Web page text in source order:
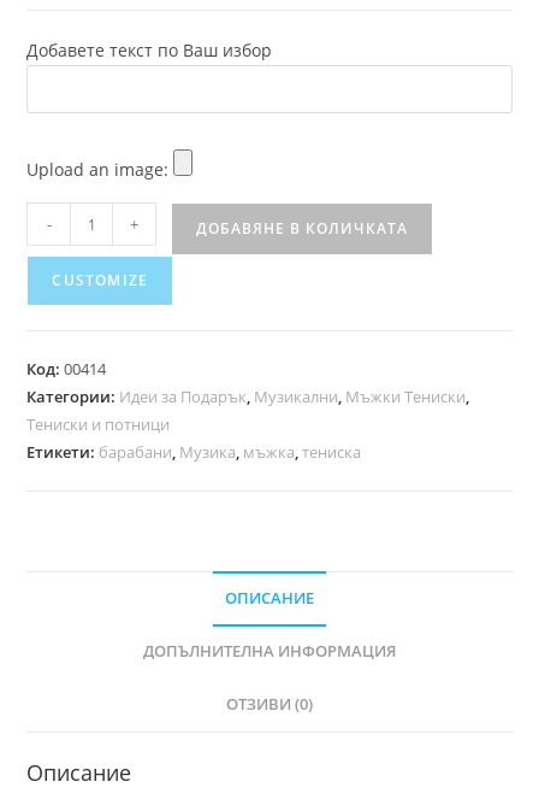
Добавете текст по Ваш избор
Upload an image:
- + ДОБАВЯНЕ В КОЛИЧКАТА
CUSTOMIZE
Код:00414
Категории: Идеи за Подарък, Музикални, Мъжки Тениски,
Тениски и потници
Етикети: барабани, Музика, мъжка,тениска
ОПИСАНИЕ
ДОПЪЛНИТЕЛНА ИНФОРМАЦИЯ
ОТЗИВИ (0)
Описание